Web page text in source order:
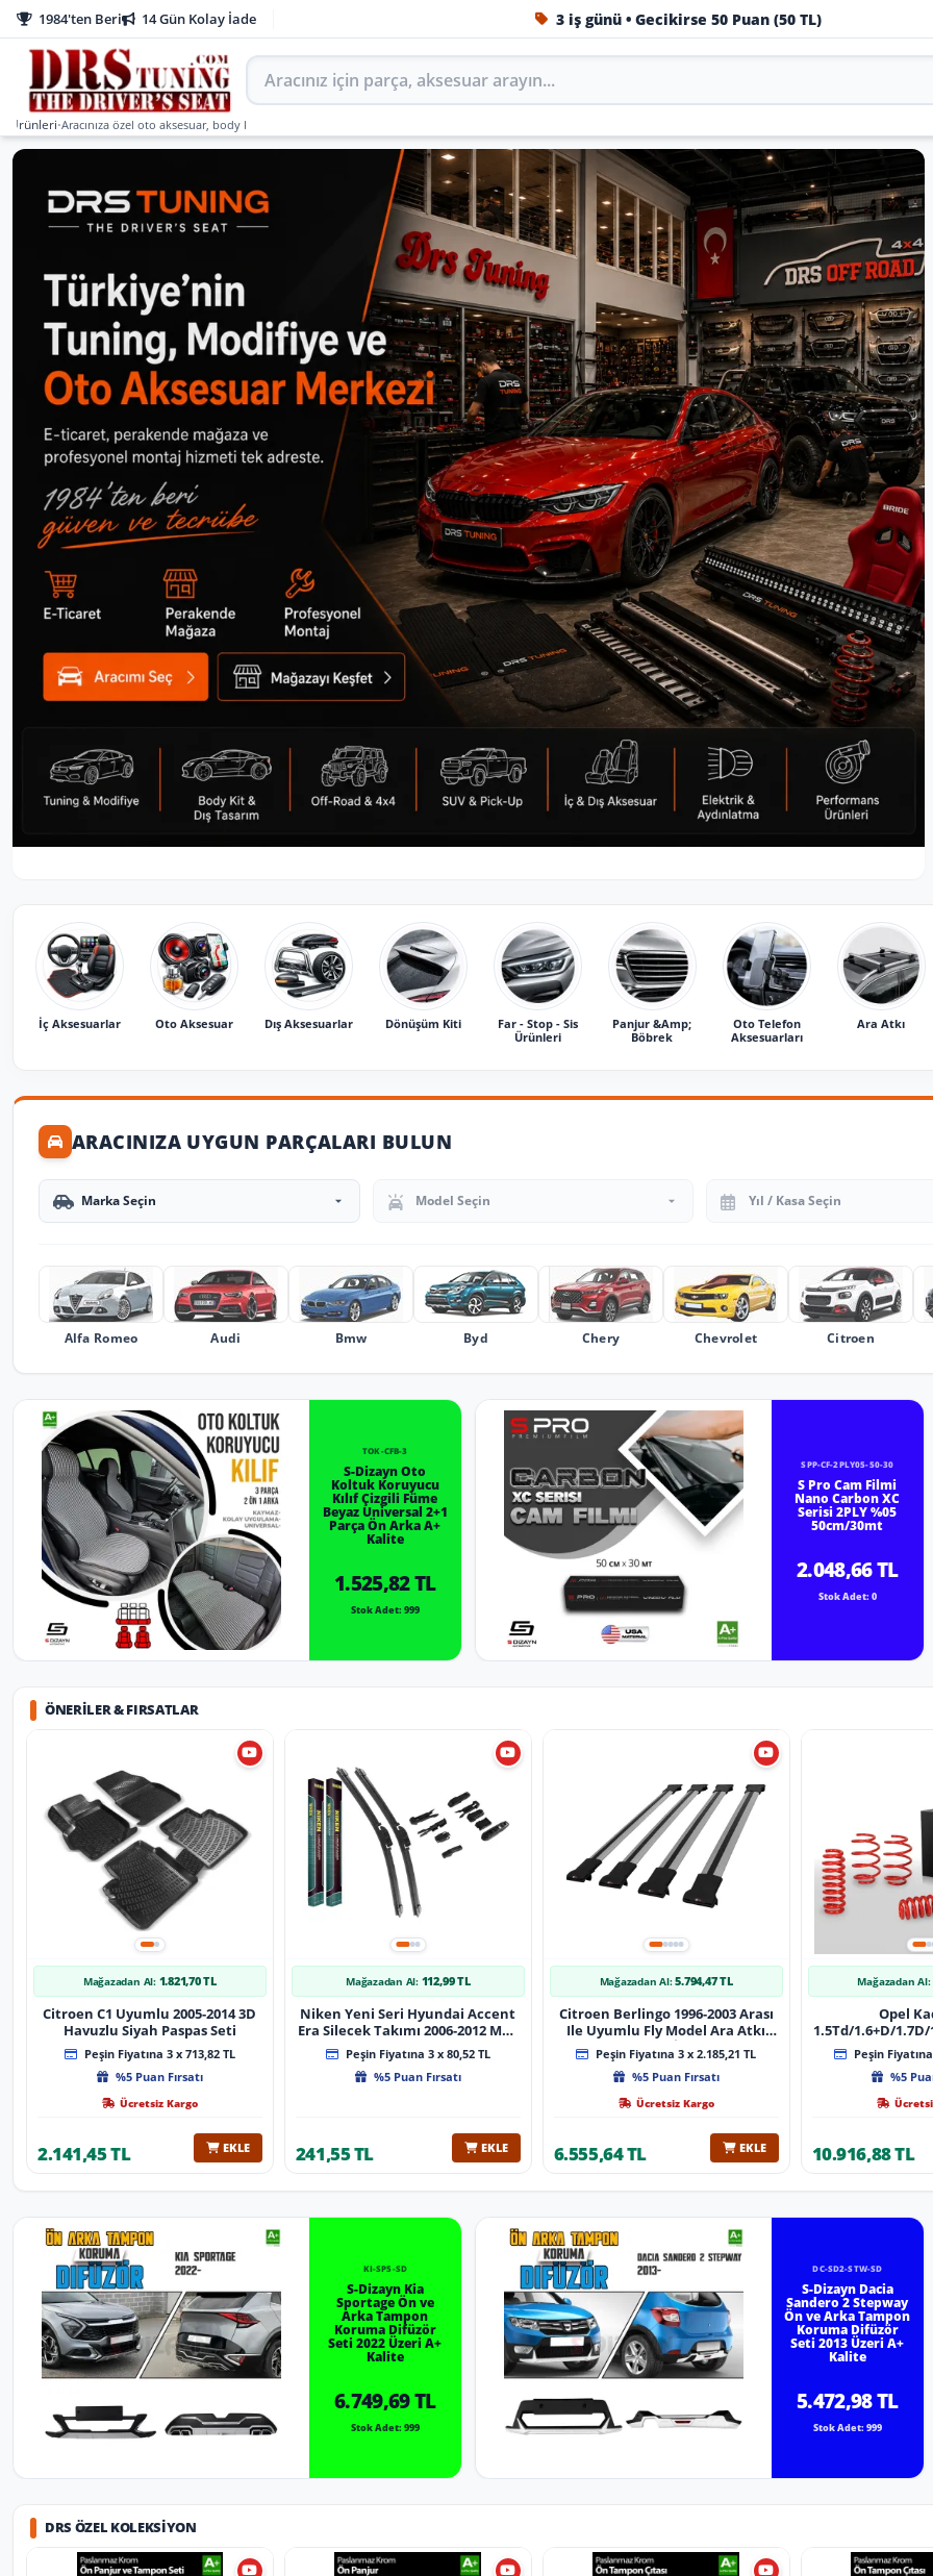
1984'ten Beri 14 Gün Kolay İade 1984'ten beri Türkiye’nin en büyük oto aksesuar ve tuning
Aracınız için parça arayın
Aracınıza özel oto aksesuar, body kit, tuning, SUV, pickup ve off-road ürünlerini DRS Tuning’de marka, model ve yıla göre keşfedin.
İç Aksesuarlar Oto Aksesuar Dış Aksesuarlar Dönüşüm Kiti
Far - Stop - Sis
Ürünleri
Panjur &Amp;
Böbrek
Oto Telefon
Aksesuarları
Ara Atkı
ARACINIZA UYGUN PARÇALARI BULUN
Marka Seçin Model Seçin Yıl Seçin
Alfa Romeo Audi Bmw Byd Chery Chevrolet Citroen
TOK-CFB-3
S-Dizayn Oto
Koltuk Koruyucu
Kılıf Çizgili Füme
Beyaz Universal 2+1
Parça Ön Arka A+
Kalite
1.525,82 TL
Stok Adet: 999
SPP-CF-2PLY05-50-30
S Pro Cam Filmi
Nano Carbon XC
Serisi 2PLY %05
50cm/30mt
2.048,66 TL
Stok Adet: 0
ÖNERILER & FIRSATLAR
Mağazadan Al: 1.821,70 TL
Citroen C1 Uyumlu 2005-2014 3D
Havuzlu Siyah Paspas Seti
Peşin Fiyatına 3 x 713,82 TL
%5 Puan Fırsatı
Ücretsiz Kargo
2.141,45 TL EKLE
Mağazadan Al: 112,99 TL
Niken Yeni Seri Hyundai Accent
Era Silecek Takımı 2006-2012 Muz
Tip Silecek Aparatlı
Peşin Fiyatına 3 x 80,52 TL
%5 Puan Fırsatı
241,55 TL EKLE
Mağazadan Al: 5.794,47 TL
Citroen Berlingo 1996-2003 Arası
Ile Uyumlu Fly Model Ara Atkı
Tavan Barı Gri̇ 4 Adet Bar
Peşin Fiyatına 3 x 2.185,21 TL
%5 Puan Fırsatı
Ücretsiz Kargo
6.555,64 TL EKLE
Mağazadan Al:
Opel
1.5Td/1.6+D/1.7D/
08/1991
Peşin
%5
10.916,88 TL
KI-SP5-SD
S-Dizayn Kia
Sportage Ön ve
Arka Tampon
Koruma Difüzör
Seti 2022 Üzeri A+
Kalite
6.749,69 TL
Stok Adet: 999
DC-SD2-STW-SD
S-Dizayn Dacia
Sandero 2 Stepway
Ön ve Arka Tampon
Koruma Difüzör
Seti 2013 Üzeri A+
Kalite
5.472,98 TL
Stok Adet: 999
DRS ÖZEL KOLEKSIYON